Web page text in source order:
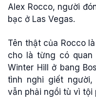
Alex Rocco, người
bạc ở Las Vegas.
Tên thật của Rocco
cho là từng có
Winter Hill ở bang
tình nghi giết
vẫn phải ngồi tù vì tội